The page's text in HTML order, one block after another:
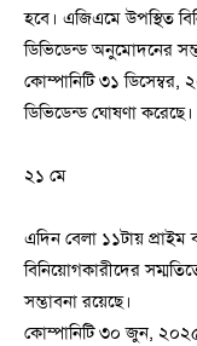
হবে। এজিএমে উপস্থিত
ডিভিডেন্ড অনুমোদনের
কোম্পানিটি ৩১
ডিভিডেন্ড ঘোষণা করেছে।
২১ মে
এদিন বেলা ১১টায়
বিনিয়োগকারীদের
সম্ভাবনা রয়েছে।
কোম্পানিটি ৩০ জুন,